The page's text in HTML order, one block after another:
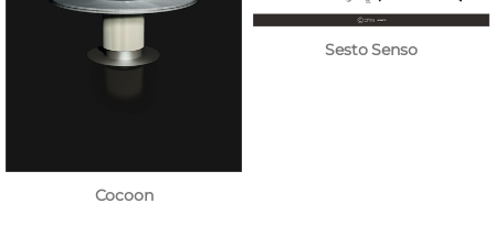
Cocoon
Sesto Senso